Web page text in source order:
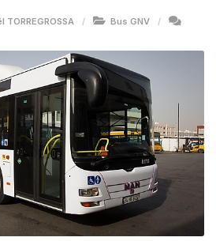
TORREGROSSA Bus GNV